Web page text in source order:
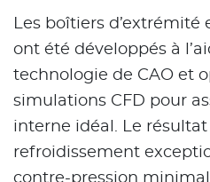
Les boîtiers
ont été développés à
technologie de CAO et
simulations CFD pour
interne idéal. Le
refroidissement
contre-pression